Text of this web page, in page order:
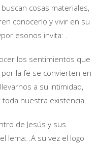
cosas materiales,
conocerlo y vivir en su
esonos invita: .
los sentimientos que
la fe se convierten en
a su intimidad,
nuestra existencia.
de Jesús y sus
lema: .A su vez el logo